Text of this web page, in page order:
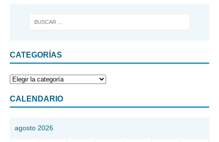
CATEGORÍAS
CALENDARIO
agosto 2026